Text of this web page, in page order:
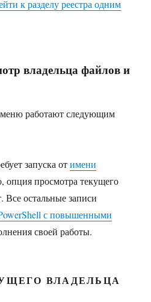
к разделу реестра одним
владельца файлов и
работают следующим
запуска отимени
опция просмотра текущего
Все остальные записи
с повышенными
своей работы.
ВЛАДЕЛЬЦА